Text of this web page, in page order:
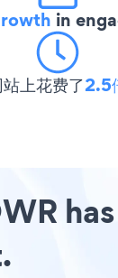
in
上花费了2.5